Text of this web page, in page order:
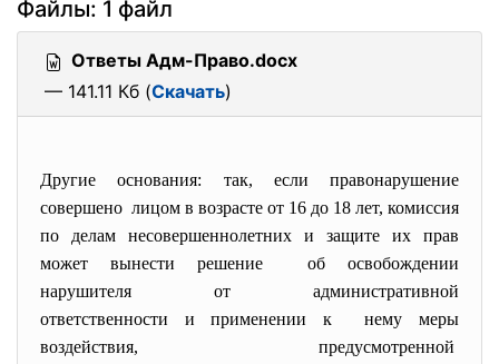
Файлы: 1 файл
Ответы Адм-Право.docx
— 141.11 Кб (Скачать)
Другие основания: так, если правонарушение
совершено лицом в возрасте от 16 до 18 лет, комиссия
по делам несовершеннолетних и защите их прав
может вынести решение об освобождении
нарушителя от административной
ответственности и применении к нему меры
воздействия, предусмотренной